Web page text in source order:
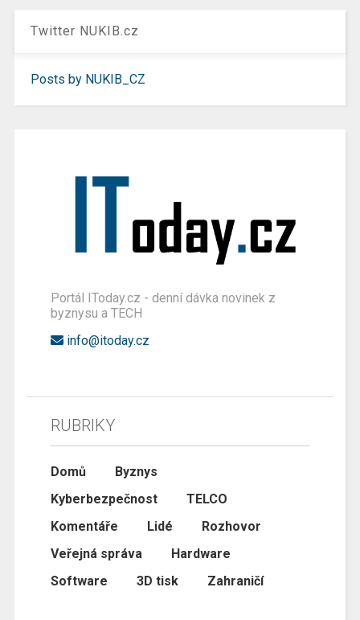
Twitter NUKIB.cz
Posts by NUKIB_CZ
Portál IToday.cz - denní dávka novinek z
byznysu a TECH
info@itoday.cz
RUBRIKY
Domů
Byznys
Kyberbezpečnost
TELCO
Komentáře
Lidé
Rozhovor
Veřejná správa
Hardware
Software
3D tisk Zahraničí